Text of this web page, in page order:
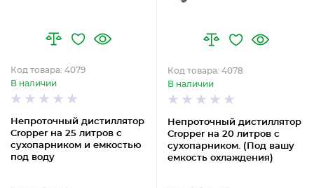
Непроточный дистиллятор
Cropper на 25 литров с
сухопарником и емкостью
под воду
Код товара: 4079
В наличии
Непроточный дистиллятор
Cropper на 20 литров с
сухопарником. (Под вашу
емкость охлаждения)
Код товара: 4078
В наличии